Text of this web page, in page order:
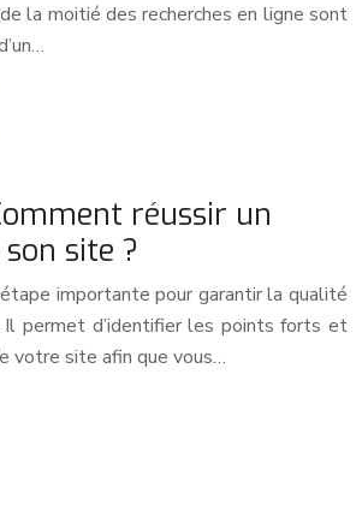
la moitié des recherches en ligne sont
réussir un
site ?
importante pour garantir la qualité
permet d’identifier les points forts et
votre site afin que vous…